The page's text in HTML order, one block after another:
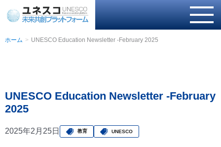
ホーム UNESCO Education Newsletter -February 2025
UNESCO Education Newsletter -February
2025
2025年2月25日 教育 UNESCO